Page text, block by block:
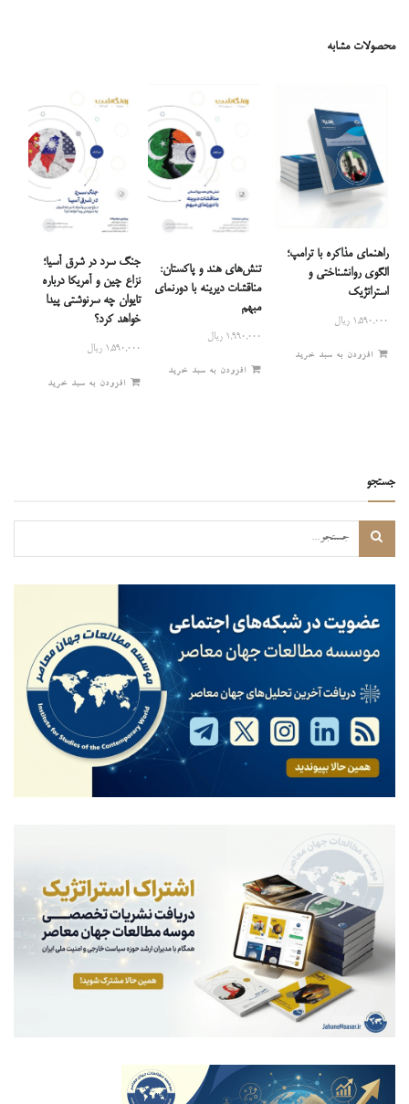
محصولات مشابه
راهنمای مذاکره با ترامپ؛
الگوی روانشناختی و
استراتژیک
۱,۵۹۰,۰۰۰ ریال
افزودن به سبد خرید
تنش‌های هند و پاکستان:
مناقشات دیرینه با دورنمای
مبهم
۱,۹۹۰,۰۰۰ ریال
افزودن به سبد خرید
جنگ سرد در شرق آسیا؛
نزاع چین و آمریکا درباره
تایوان چه سرنوشتی پیدا
خواهد کرد؟
۱,۵۹۰,۰۰۰ ریال
افزودن به سبد خرید
جستجو